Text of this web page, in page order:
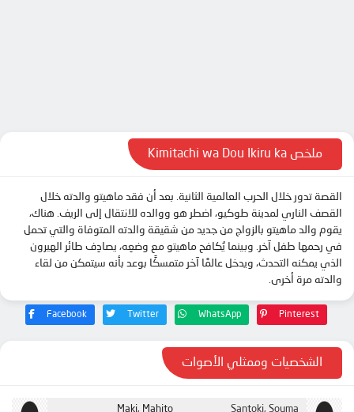
ملخص Kimitachi wa Dou Ikiru ka
القصة تدور خلال الحرب العالمية الثانية. بعد أن فقد ماهيتو والدته خلال
القصف الناري لمدينة طوكيو، اضطر هو ووالده للانتقال إلى الريف. هناك،
يقوم والد ماهيتو بالزواج من جديد من شقيقة والدته المتوفاة والتي تحمل
في رحمها طفل آخر. وبينما يُكافح ماهيتو مع وضعِه، يصادِف طائر الهيرون
الذي يمكنه التحدث، ويدخل عالمًا آخر متمسكًا بوعد بأنه سيتمكن من لقاء
والدته مرة أخرى.
Facebook Twitter WhatsApp Pinterest
الشخصيات وممثلي الأصوات
Maki, Mahito Santoki, Souma